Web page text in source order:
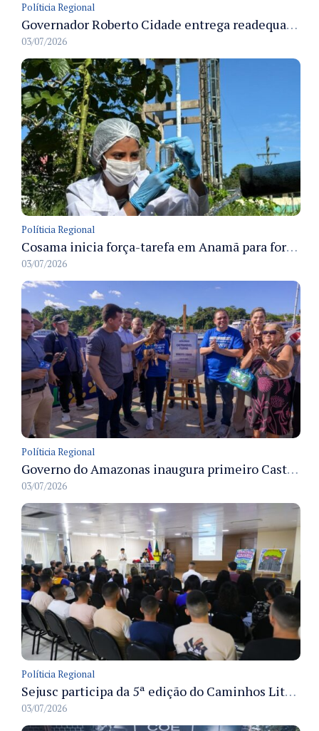
Políticia Regional
Governador Roberto Cidade entrega readequação do ambulatório da FCecon e amplia capacidade de atendimento oncológico em Manaus
03/07/2026
Políticia Regional
Cosama inicia força-tarefa em Anamã para fortalecer abastecimento de água e segurança hídrica da população
03/07/2026
Políticia Regional
Governo do Amazonas inaugura primeiro Castramóvel Fluvial para atendimento veterinário às comunidades ribeirinhas e castração gratuita
03/07/2026
Políticia Regional
Sejusc participa da 5ª edição do Caminhos Literários com foco na cultura hip-hop nas unidades socioeducativas
03/07/2026